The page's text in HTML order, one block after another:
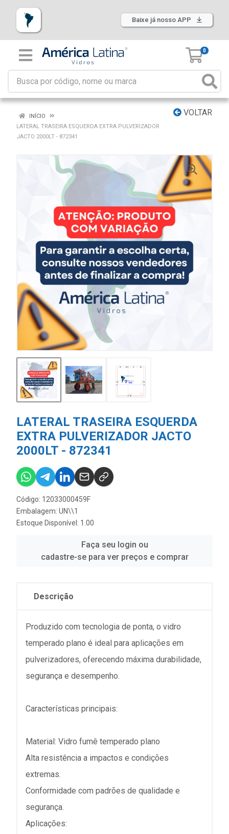
Baixe já nosso APP
0
VOLTAR
INÍCIO
LATERAL TRASEIRA ESQUERDA EXTRA PULVERIZADOR
JACTO 2000LT - 872341
LATERAL TRASEIRA ESQUERDA
EXTRA PULVERIZADOR JACTO
2000LT - 872341
Código: 12033000459F
Embalagem: UN\\1
Estoque Disponível: 1.00
Faça seu login ou
cadastre-se para ver preços e comprar
Descrição
Produzido com tecnologia de ponta, o vidro
temperado plano é ideal para aplicações em
pulverizadores, oferecendo máxima durabilidade,
segurança e desempenho.
Características principais:
Material: Vidro fumê temperado plano
Alta resistência a impactos e condições
extremas.
Conformidade com padrões de qualidade e
segurança.
Aplicações: